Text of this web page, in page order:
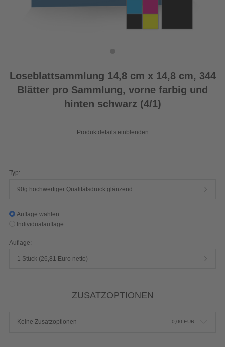
Loseblattsammlung 14,8 cm x 14,8 cm, 344
Blätter pro Sammlung, vorne farbig und
hinten schwarz (4/1)
Produktdetails einblenden
Typ:
90g hochwertiger Qualitätsdruck glänzend
Auflage wählen
Individualauflage
Auflage:
1 Stück (26,81 Euro netto)
ZUSATZOPTIONEN
Keine Zusatzoptionen 0,00 EUR